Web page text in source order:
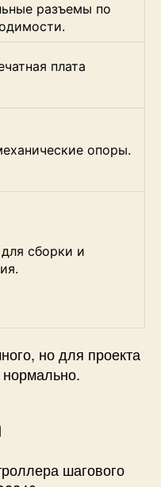
разъемы по
плата
опоры.
сборки и
но для проекта
шагового